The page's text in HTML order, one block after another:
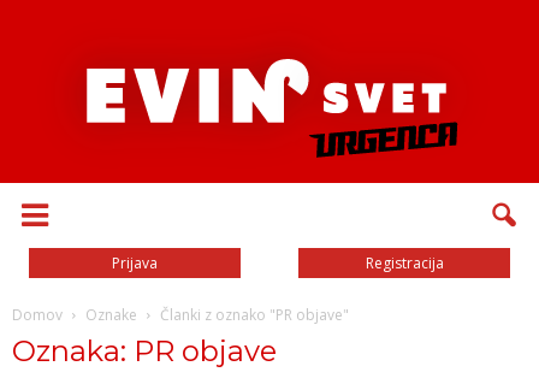
Prijava Registracija
Domov Oznake Članki z oznako "PR objave"
Oznaka: PR objave